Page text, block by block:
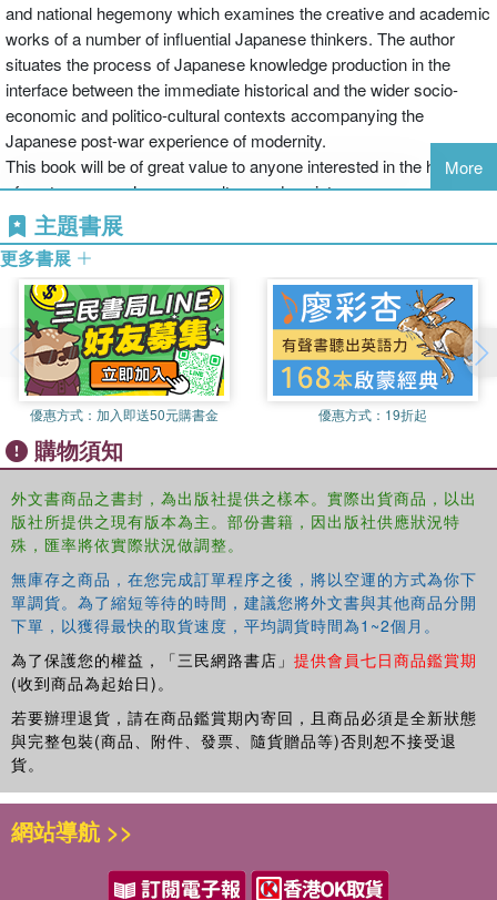
and national hegemony which examines the creative and academic
works of a number of influential Japanese thinkers. The author
situates the process of Japanese knowledge production in the
interface between the immediate historical and the wider socio-
economic and politico-cultural contexts accompanying the
Japanese post-war experience of modernity.
This book will be of great value to anyone interested in the history
of contemporary Japanese culture and society.
More
主題書展
更多書展
優惠方式： 加入即送50元購書金 優惠方式： 19折起
購物須知
外文書商品之書封，為出版社提供之樣本。實際出貨商品，以出
版社所提供之現有版本為主。部份書籍，因出版社供應狀況特
殊，匯率將依實際狀況做調整。
無庫存之商品，在您完成訂單程序之後，將以空運的方式為你下
單調貨。為了縮短等待的時間，建議您將外文書與其他商品分開
下單，以獲得最快的取貨速度，平均調貨時間為1~2個月。
為了保護您的權益，「三民網路書店」 提供會員七日商品鑑賞期
(收到商品為起始日)。
若要辦理退貨，請在商品鑑賞期內寄回，且商品必須是全新狀態
與完整包裝(商品、附件、發票、隨貨贈品等)否則恕不接受退
貨。
網站導航 >>